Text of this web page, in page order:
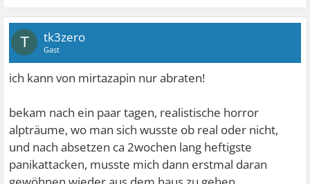
T tk3zero
Gast
ich kann von mirtazapin nur abraten!
bekam nach ein paar tagen, realistische horror
alpträume, wo man sich wusste ob real oder nicht,
und nach absetzen ca 2wochen lang heftigste
panikattacken, musste mich dann erstmal daran